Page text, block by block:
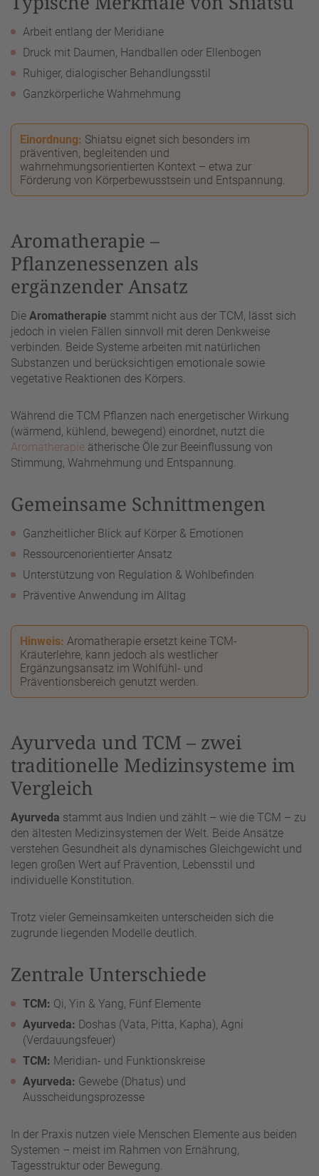
Arbeit entlang der Meridiane
Druck mit Daumen, Handballen oder Ellenbogen
Ruhiger, dialogischer Behandlungsstil
Ganzkörperliche Wahrnehmung
Einordnung: Shiatsu eignet sich besonders im
präventiven, begleitenden und
wahrnehmungsorientierten Kontext – etwa zur
Förderung von Körperbewusstsein und Entspannung.
Aromatherapie –
Pflanzenessenzen als
ergänzender Ansatz
Die Aromatherapie stammt nicht aus der TCM, lässt sich
jedoch in vielen Fällen sinnvoll mit deren Denkweise
verbinden. Beide Systeme arbeiten mit natürlichen
Substanzen und berücksichtigen emotionale sowie
vegetative Reaktionen des Körpers.
Während die TCM Pflanzen nach energetischer Wirkung
(wärmend, kühlend, bewegend) einordnet, nutzt die
Aromatherapie ätherische Öle zur Beeinflussung von
Stimmung, Wahrnehmung und Entspannung.
Gemeinsame Schnittmengen
Ganzheitlicher Blick auf Körper & Emotionen
Ressourcenorientierter Ansatz
Unterstützung von Regulation & Wohlbefinden
Präventive Anwendung im Alltag
Hinweis: Aromatherapie ersetzt keine TCM-
Kräuterlehre, kann jedoch als westlicher
Ergänzungsansatz im Wohlfühl- und
Präventionsbereich genutzt werden.
Ayurveda und TCM – zwei
traditionelle Medizinsysteme im
Vergleich
Ayurveda stammt aus Indien und zählt – wie die TCM – zu
den ältesten Medizinsystemen der Welt. Beide Ansätze
verstehen Gesundheit als dynamisches Gleichgewicht und
legen großen Wert auf Prävention, Lebensstil und
individuelle Konstitution.
Trotz vieler Gemeinsamkeiten unterscheiden sich die
zugrunde liegenden Modelle deutlich.
Zentrale Unterschiede
TCM: Qi, Yin & Yang, Fünf Elemente
Ayurveda: Doshas (Vata, Pitta, Kapha), Agni
(Verdauungsfeuer)
TCM: Meridian- und Funktionskreise
Ayurveda: Gewebe (Dhatus) und
Ausscheidungsprozesse
In der Praxis nutzen viele Menschen Elemente aus beiden
Systemen – meist im Rahmen von Ernährung,
Tagesstruktur oder Bewegung.